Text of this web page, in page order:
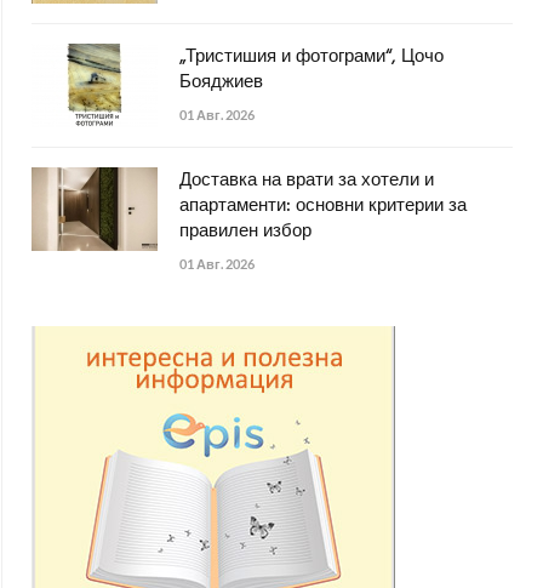
„Тристишия и фотограми“, Цочо
Бояджиев
01 Авг. 2026
Доставка на врати за хотели и
апартаменти: основни критерии за
правилен избор
01 Авг. 2026